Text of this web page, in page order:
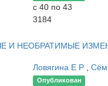
с 40 по 43
3184
И НЕОБРАТИМЫЕ
Ловягина Е Р ,
Опубликован